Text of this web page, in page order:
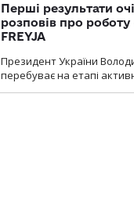
Перші результати
розповів про
FREYJA
Президент України
перебуває на етапі